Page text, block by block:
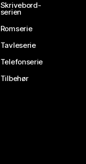
Skrivebord-
serien
Romserie
Tavleserie
Telefonserie
Tilbehør